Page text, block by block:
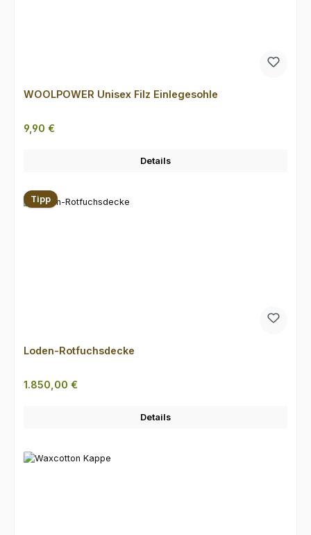
WOOLPOWER Unisex Filz Einlegesohle
Regulärer Preis:
9,90 €
Details
Tipp
Loden-Rotfuchsdecke
Regulärer Preis:
1.850,00 €
Details